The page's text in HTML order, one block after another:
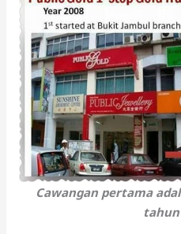
Cawangan pertama